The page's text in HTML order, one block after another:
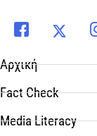
Αρχική
Fact Check
Media Literacy